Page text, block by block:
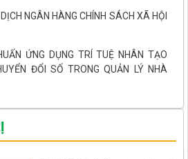
NGÂN HÀNG CHÍNH SÁCH XÃ HỘI
ỨNG DỤNG TRÍ TUỆ NHÂN TẠO
ĐỔI SỐ TRONG QUẢN LÝ NHÀ
ĐỊNH QUY HOẠCH CHI TIẾT KHU